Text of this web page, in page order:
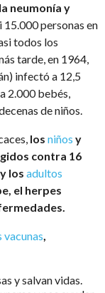
neumonía y
personas en
todos los
tarde, en 1964,
infectó a 12,5
2.000 bebés,
de niños.
los niños y
contra 16
los adultos
el herpes
vacunas,
y salvan vidas.